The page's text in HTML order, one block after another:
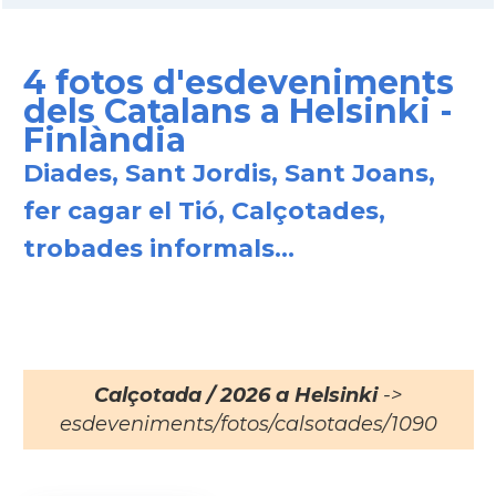
4 fotos d'esdeveniments
dels Catalans a Helsinki -
Finlàndia
Diades, Sant Jordis, Sant Joans,
fer cagar el Tió, Calçotades,
trobades informals...
Calçotada / 2026 a Helsinki->
esdeveniments/fotos/calsotades/1090